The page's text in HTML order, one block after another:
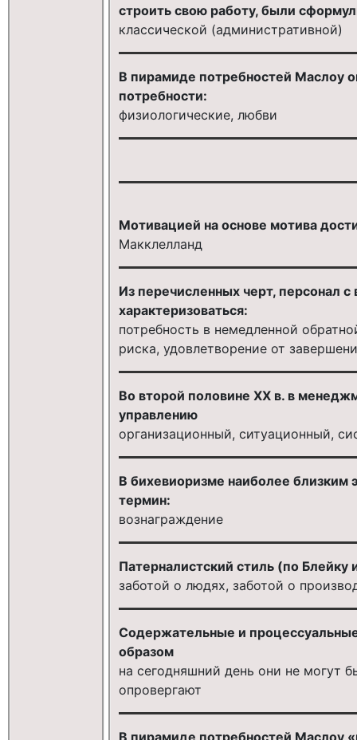
строить свою работу, были
классической (административной)
В пирамиде потребностей Маслоу
потребности:
физиологические, любви
Мотивацией на основе мотива
Макклелланд
Из перечисленных черт, персонал
характеризоваться:
потребность в немедленной
риска, удовлетворение от
Во второй половине XX в. в
управлению
организационный, ситуационный,
В бихевиоризме наиболее близким
термин:
вознаграждение
Патерналистский стиль (по Блейку
заботой о людях, заботой о
Содержательные и
образом
на сегодняшний день они не могут
опровергают
В пирамиде потребностей Маслоу